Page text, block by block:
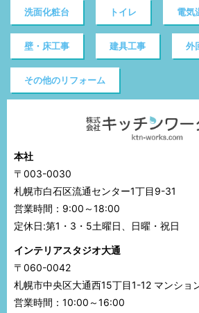
洗面化粧台 トイレ 電気
壁・床工事 建具工事 外
その他のリフォーム
本社
〒003-0030
札幌市白石区流通センター1丁目9-31
営業時間：9:00～18:00
定休日:第1・3・5土曜日、日曜・祝日
インテリアスタジオ大通
〒060-0042
札幌市中央区大通西15丁目1-12 マンショ
営業時間：10:00～16:00